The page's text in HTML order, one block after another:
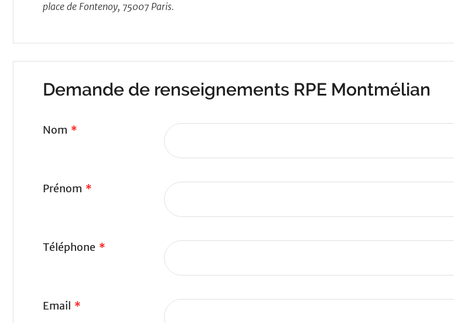
place de Fontenoy, 75007 Paris.
Demande de renseignements RPE Montmélian
Nom *
Prénom *
Téléphone *
Email *